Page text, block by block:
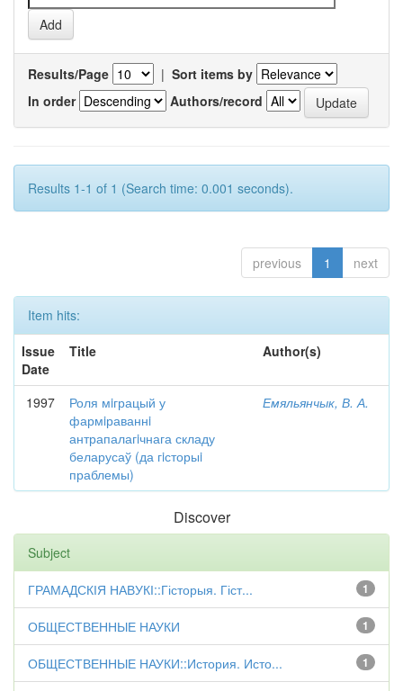
Results/Page | Sort items by
In order
Authors/record
Results 1-1 of 1 (Search time: 0.001 seconds).
previous 1 next
Item hits:
Issue
Date
Title Author(s)
1997
Роля мiграцый у
фармiраваннi
антрапалагiчнага складу
беларусаў (да гiсторыi
праблемы)
Емяльянчык, В. А.
Discover
Subject
1
ГРАМАДСКІЯ НАВУКІ::Гісторыя. Гіст...
1
ОБЩЕСТВЕННЫЕ НАУКИ
1
ОБЩЕСТВЕННЫЕ НАУКИ::История. Исто...